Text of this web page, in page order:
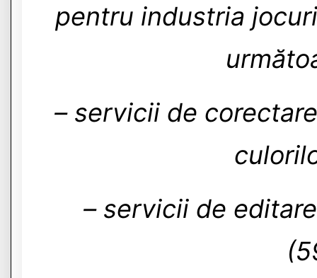
pentru industria
– servicii de
– servicii de